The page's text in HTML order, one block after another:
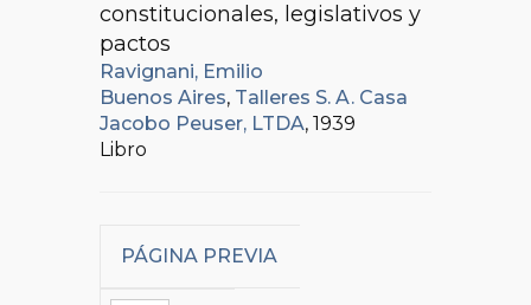
constitucionales, legislativos y
pactos
Ravignani, Emilio
Buenos Aires, Talleres S. A. Casa
Jacobo Peuser, LTDA, 1939
Libro
PÁGINA PREVIA